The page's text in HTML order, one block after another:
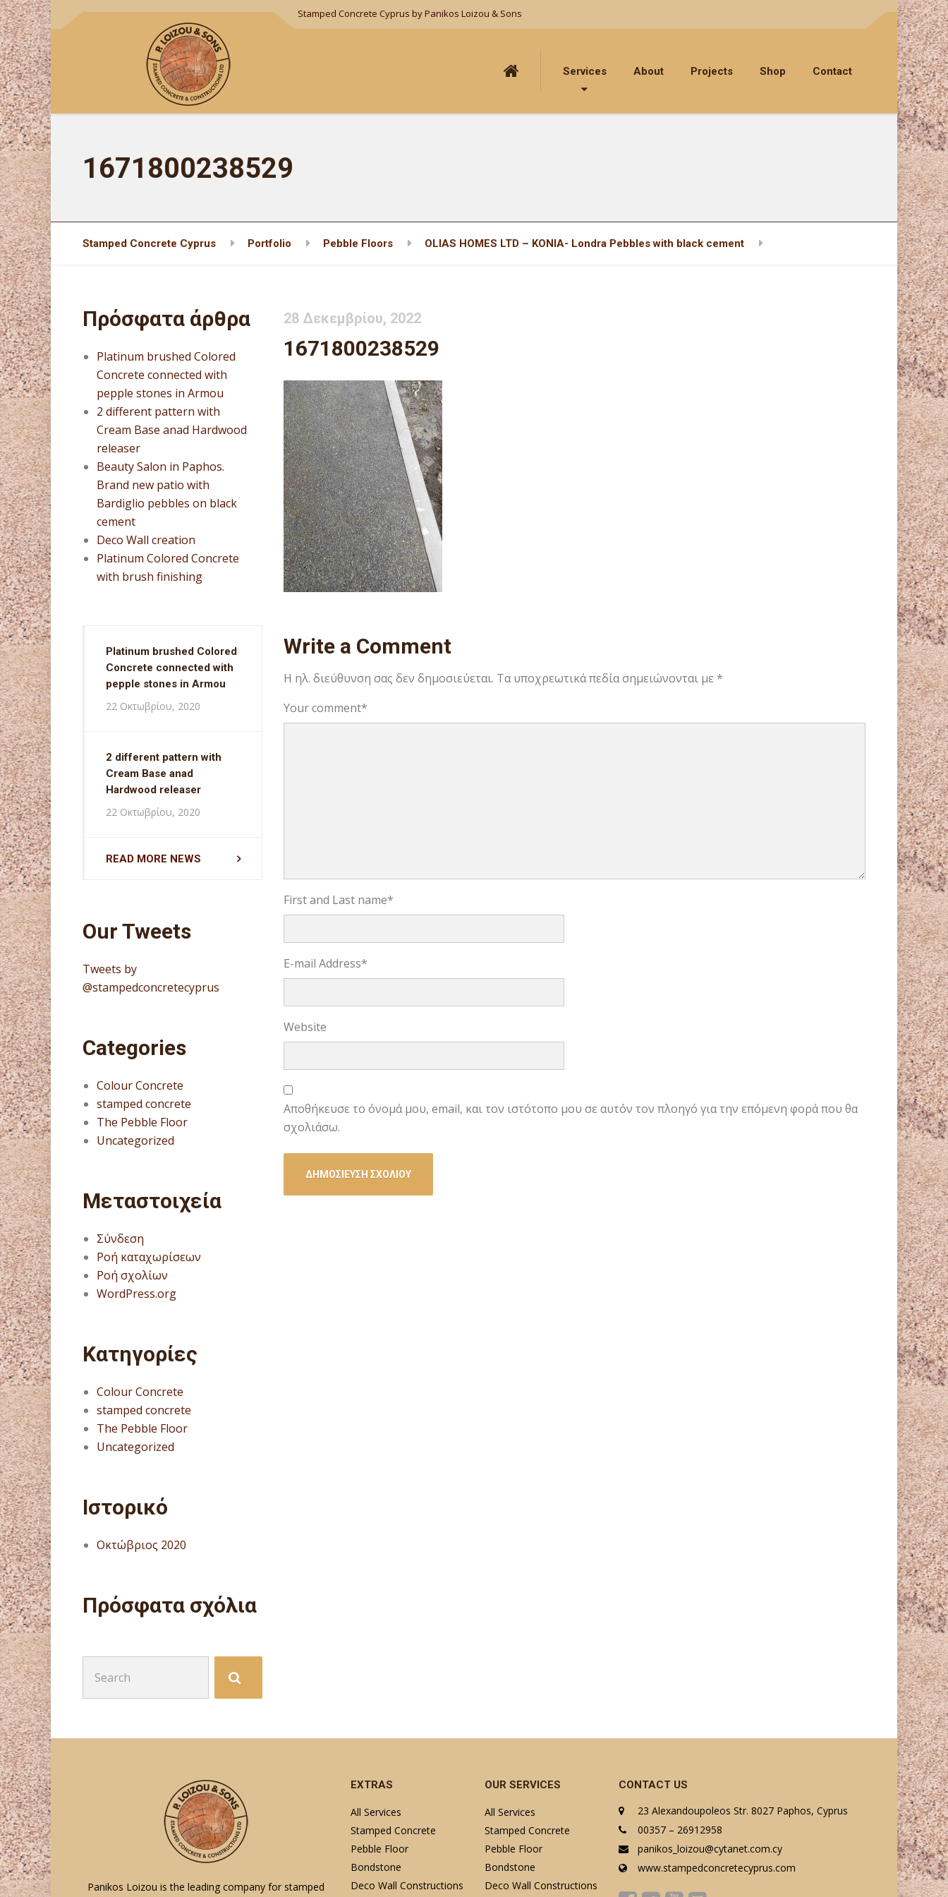
Stamped Concrete Cyprus by Panikos Loizou & Sons
Services About Projects Shop Contact
1671800238529
Stamped Concrete Cyprus Portfolio Pebble Floors OLIAS HOMES LTD – KONIA- Londra Pebbles with black cement
28 Δεκεμβρίου, 2022
1671800238529
Write a Comment
Η ηλ. διεύθυνση σας δεν δημοσιεύεται. Τα υποχρεωτικά πεδία σημειώνονται με *
Your comment*
First and Last name*
E-mail Address*
Website
Αποθήκευσε το όνομά μου, email, και τον ιστότοπο μου σε αυτόν τον πλοηγό για την επόμενη φορά που θα
σχολιάσω.
Πρόσφατα άρθρα
Platinum brushed Colored
Concrete connected with
pepple stones in Armou
2 different pattern with
Cream Base anad Hardwood
releaser
Beauty Salon in Paphos.
Brand new patio with
Bardiglio pebbles on black
cement
Deco Wall creation
Platinum Colored Concrete
with brush finishing
Platinum brushed Colored
Concrete connected with
pepple stones in Armou
22 Οκτωβρίου, 2020
2 different pattern with
Cream Base anad
Hardwood releaser
22 Οκτωβρίου, 2020
READ MORE NEWS
Our Tweets
Tweets by
@stampedconcretecyprus
Categories
Colour Concrete
stamped concrete
The Pebble Floor
Uncategorized
Μεταστοιχεία
Σύνδεση
Ροή καταχωρίσεων
Ροή σχολίων
WordPress.org
Kατηγορίες
Colour Concrete
stamped concrete
The Pebble Floor
Uncategorized
Ιστορικό
Οκτώβριος 2020
Πρόσφατα σχόλια
for:
Panikos Loizou is the leading company for stamped
EXTRAS
All Services
Stamped Concrete
Pebble Floor
Bondstone
Deco Wall Constructions
OUR SERVICES
All Services
Stamped Concrete
Pebble Floor
Bondstone
Deco Wall Constructions
CONTACT US
23 Alexandoupoleos Str. 8027 Paphos, Cyprus
00357 – 26912958
panikos_loizou@cytanet.com.cy
www.stampedconcretecyprus.com